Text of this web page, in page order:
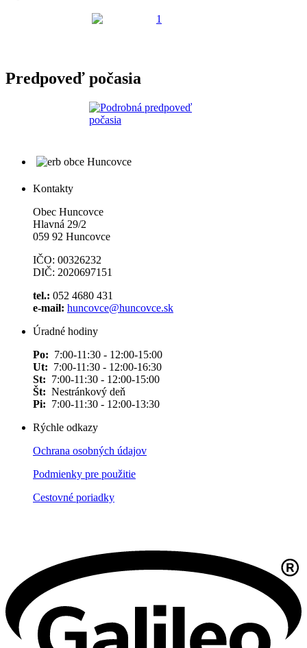
Predpoveď počasia
Kontakty
Obec Huncovce
Hlavná 29/2
059 92 Huncovce
IČO: 00326232
DIČ: 2020697151
tel.: 052 4680 431
e-mail: huncovce@huncovce.sk
Úradné hodiny
Po: 7:00-11:30 - 12:00-15:00
Ut: 7:00-11:30 - 12:00-16:30
St: 7:00-11:30 - 12:00-15:00
Št: Nestránkový deň
Pi: 7:00-11:30 - 12:00-13:30
Rýchle odkazy
Ochrana osobných údajov
Podmienky pre použitie
Cestovné poriadky